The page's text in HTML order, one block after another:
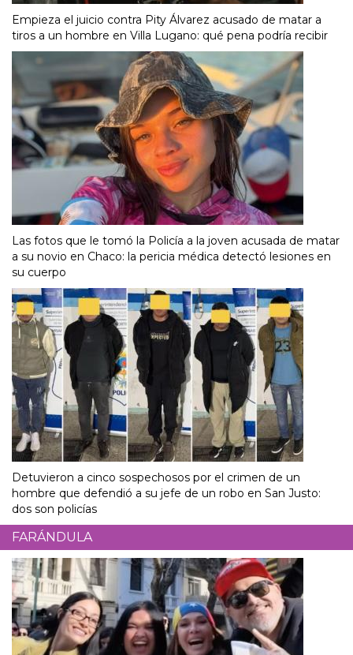
Empieza el juicio contra Pity Álvarez acusado de matar a
tiros a un hombre en Villa Lugano: qué pena podría recibir
Las fotos que le tomó la Policía a la joven acusada de matar
a su novio en Chaco: la pericia médica detectó lesiones en
su cuerpo
Detuvieron a cinco sospechosos por el crimen de un
hombre que defendió a su jefe de un robo en San Justo:
dos son policías
FARÁNDULA